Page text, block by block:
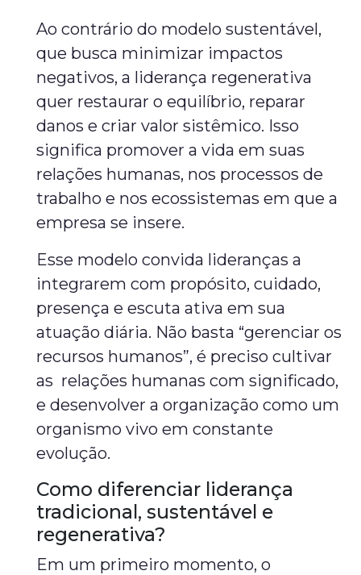
Ao contrário do modelo sustentável,
que busca minimizar impactos
negativos, a liderança regenerativa
quer restaurar o equilíbrio, reparar
danos e criar valor sistêmico. Isso
significa promover a vida em suas
relações humanas, nos processos de
trabalho e nos ecossistemas em que a
empresa se insere.
Esse modelo convida lideranças a
integrarem com propósito, cuidado,
presença e escuta ativa em sua
atuação diária. Não basta “gerenciar os
recursos humanos”, é preciso cultivar
as relações humanas com significado,
e desenvolver a organização como um
organismo vivo em constante
evolução.
Como diferenciar liderança
tradicional, sustentável e
regenerativa?
Em um primeiro momento, o